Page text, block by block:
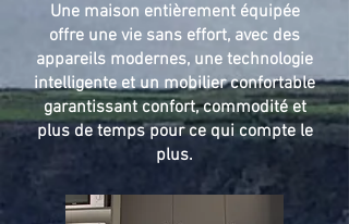
Une maison entièrement équipée
offre une vie sans effort, avec des
appareils modernes, une technologie
intelligente et un mobilier confortable
garantissant confort, commodité et
plus de temps pour ce qui compte le
plus.